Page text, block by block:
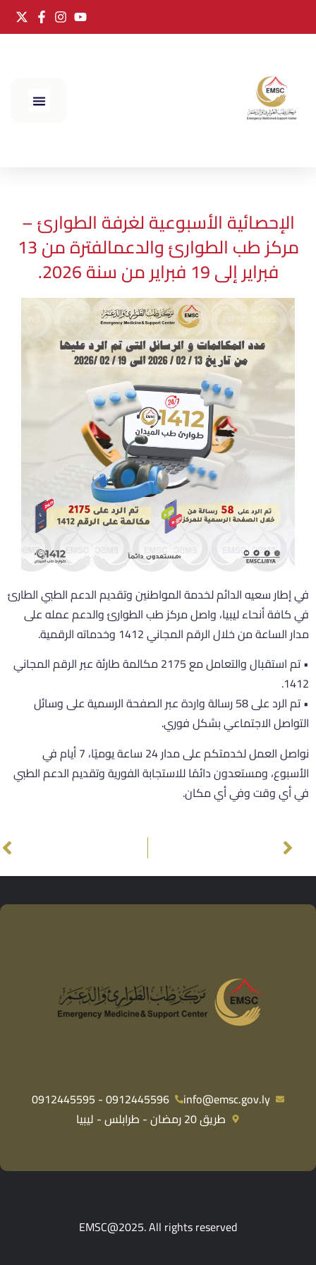
الإحصائية الأسبوعية لغرفة الطوارئ –
مركز طب الطوارئ والدعمالفترة من 13
فبراير إلى 19 فبراير من سنة 2026.
إطار سعيه الدائم لخدمة المواطنين وتقديم الدعم الطبي الطارئ
كافة أنحاء ليبيا، واصل مركز طب الطوارئ والدعم عمله على
الساعة من خلال الرقم المجاني 1412 وخدماته الرقمية.
• تم استقبال والتعامل مع 2175 مكالمة طارئة عبر الرقم المجاني
• تم الرد على 58 رسالة واردة عبر الصفحة الرسمية على وسائل
الاجتماعي بشكل فوري.
نواصل العمل لخدمتكم على مدار 24 ساعة يوميًا، 7 أيام في
ومستعدون دائمًا للاستجابة الفورية وتقديم الدعم الطبي
أي وقت وفي أي مكان.
info@emsc.gov.ly
0912445596 - 0912445595
طريق 20 رمضان - طرابلس - ليبيا
EMSC@2025. All rights reserved